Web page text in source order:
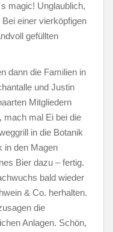
magic! Unglaublich,
einer vierköpfigen
gefüllten
dann die Familien in
und Justin
Mitgliedern
mach mal Ei bei die
in die Botanik
in den Magen
Bier dazu – fertig.
bald wieder
& Co. herhalten.
die
Anlagen. Schön,